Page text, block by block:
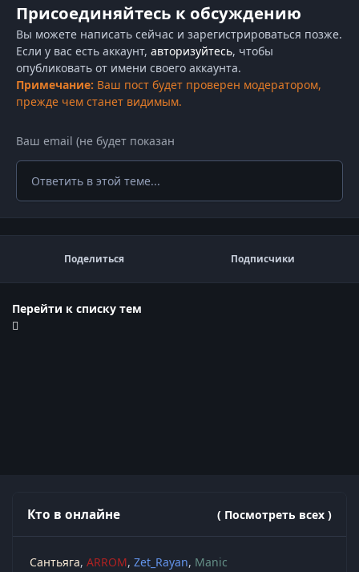
Присоединяйтесь к обсуждению
Вы можете написать сейчас и зарегистрироваться позже.
Если у вас есть аккаунт, авторизуйтесь, чтобы
опубликовать от имени своего аккаунта.
Примечание: Ваш пост будет проверен модератором,
прежде чем станет видимым.
Ответить в этой теме...
Поделиться Подписчики
Перейти к списку тем
Кто в онлайне ( Посмотреть всех )
Сантьяга ARROM Zet_Rayan Manic